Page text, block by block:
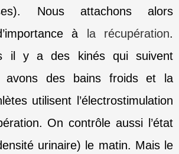
Nous attachons alors
à
la récupération.
il y a des kinés qui suivent
avons des bains froids et la
utilisent l’électrostimulation
On contrôle aussi l’état
urinaire) le matin. Mais le